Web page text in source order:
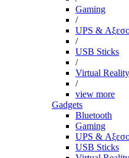
Gaming
/
UPS &
/
USB Sticks
/
Virtual Reality
/
view more
Gadgets
Bluetooth
Gaming
UPS &
USB Sticks